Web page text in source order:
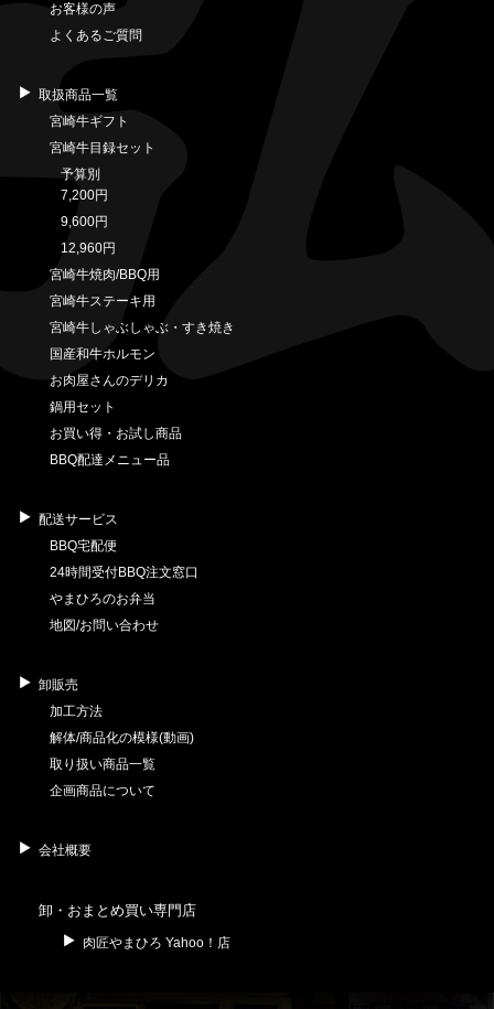
お客様の声
よくあるご質問
取扱商品一覧
宮崎牛ギフト
宮崎牛目録セット
予算別
7,200円
9,600円
12,960円
宮崎牛焼肉/BBQ用
宮崎牛ステーキ用
宮崎牛しゃぶしゃぶ・すき焼き
国産和牛ホルモン
お肉屋さんのデリカ
鍋用セット
お買い得・お試し商品
BBQ配達メニュー品
配送サービス
BBQ宅配便
24時間受付BBQ注文窓口
やまひろのお弁当
地図/お問い合わせ
卸販売
加工方法
解体/商品化の模様(動画)
取り扱い商品一覧
企画商品について
会社概要
卸・おまとめ買い専門店
肉匠やまひろ Yahoo！店